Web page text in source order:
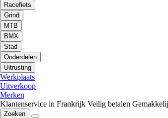
Racefiets
Grind
MTB
BMX
Stad
Onderdelen
Uitrusting
Werkplaats
Uitverkoop
Merken
Klantenservice in Frankrijk Veilig betalen
Zoeken